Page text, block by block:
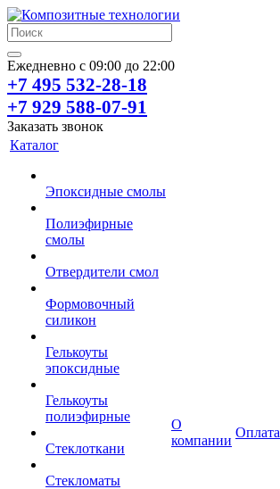
Ежедневно с 09:00 до 22:00
+7 495 532-28-18
+7 929 588-07-91
Заказать звонок
Каталог
Эпоксидные смолы
Полиэфирные
смолы
Отвердители смол
Формовочный
силикон
Гелькоуты
эпоксидные
Гелькоуты
полиэфирные
Стеклоткани
Стекломаты
О
компании
Оплата